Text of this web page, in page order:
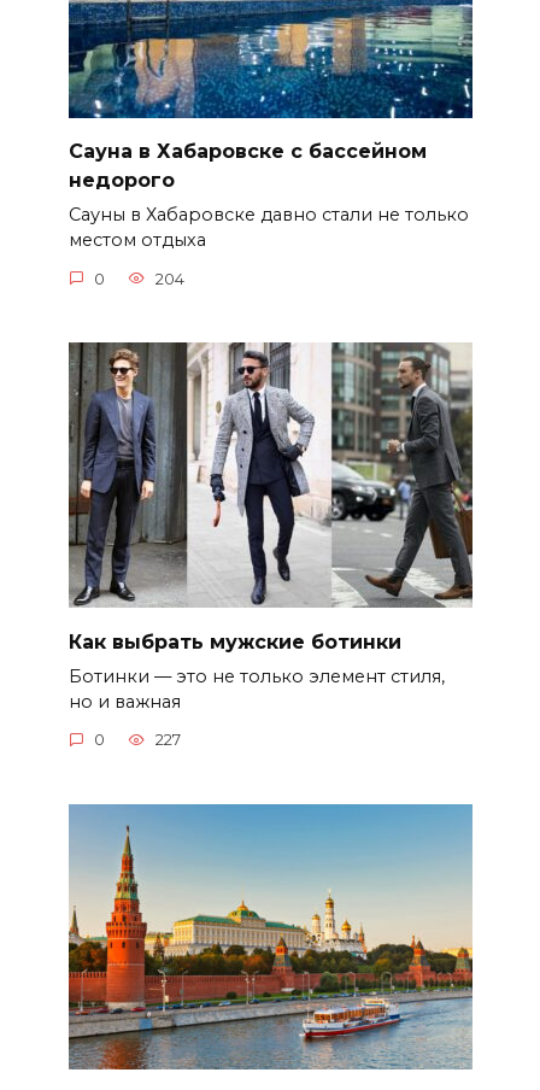
Сауна в Хабаровске с бассейном
недорого
Сауны в Хабаровске давно стали не только
местом отдыха
0 204
Как выбрать мужские ботинки
Ботинки — это не только элемент стиля,
но и важная
0 227